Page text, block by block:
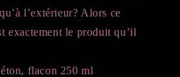
l’extérieur? Alors ce
exactement le produit qu’il
flacon 250 ml